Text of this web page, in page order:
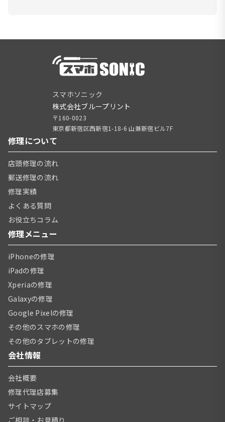
スマホソニック
株式会社ブループリント
〒160-0023
東京都新宿区西新宿1-18-6 山兼新宿ビル7F
修理について
店頭修理の流れ
郵送修理の流れ
修理実績
よくある質問
お役立ちコラム
修理メニュー
iPhoneの修理
iPadの修理
Xperiaの修理
Galaxyの修理
Google Pixelの修理
その他のスマホの修理
その他のタブレットの修理
会社情報
会社概要
修理代理店募集
サイトマップ